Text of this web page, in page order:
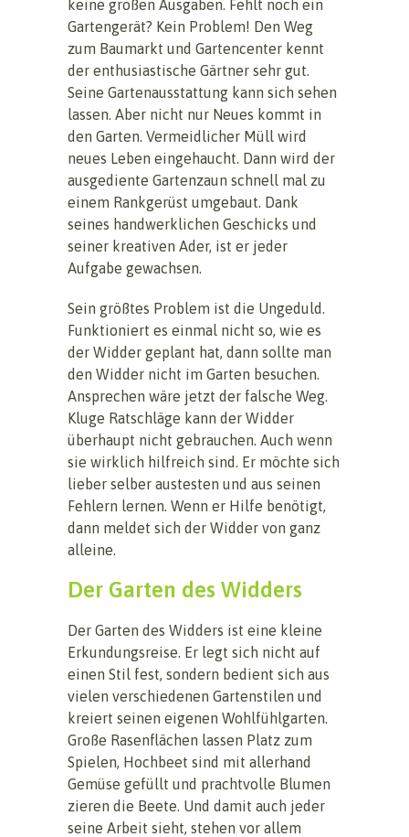
keine großen Ausgaben. Fehlt noch ein
Gartengerät? Kein Problem! Den Weg
zum Baumarkt und Gartencenter kennt
der enthusiastische Gärtner sehr gut.
Seine Gartenausstattung kann sich sehen
lassen. Aber nicht nur Neues kommt in
den Garten. Vermeidlicher Müll wird
neues Leben eingehaucht. Dann wird der
ausgediente Gartenzaun schnell mal zu
einem Rankgerüst umgebaut. Dank
seines handwerklichen Geschicks und
seiner kreativen Ader, ist er jeder
Aufgabe gewachsen.
Sein größtes Problem ist die Ungeduld.
Funktioniert es einmal nicht so, wie es
der Widder geplant hat, dann sollte man
den Widder nicht im Garten besuchen.
Ansprechen wäre jetzt der falsche Weg.
Kluge Ratschläge kann der Widder
überhaupt nicht gebrauchen. Auch wenn
sie wirklich hilfreich sind. Er möchte sich
lieber selber austesten und aus seinen
Fehlern lernen. Wenn er Hilfe benötigt,
dann meldet sich der Widder von ganz
alleine.
Der Garten des Widders
Der Garten des Widders ist eine kleine
Erkundungsreise. Er legt sich nicht auf
einen Stil fest, sondern bedient sich aus
vielen verschiedenen Gartenstilen und
kreiert seinen eigenen Wohlfühlgarten.
Große Rasenflächen lassen Platz zum
Spielen, Hochbeet sind mit allerhand
Gemüse gefüllt und prachtvolle Blumen
zieren die Beete. Und damit auch jeder
seine Arbeit sieht, stehen vor allem